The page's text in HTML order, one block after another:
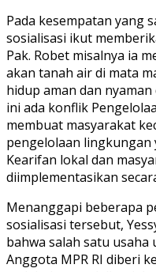
Pada kesempatan yang
sosialisasi ikut
Pak. Robet misalnya ia
akan tanah air di mata
hidup aman dan
ini ada konflik
membuat masyarakat
pengelolaan lingkungan
Kearifan lokal dan
diimplementasikan
Menanggapi beberapa
sosialisasi tersebut,
bahwa salah satu
Anggota MPR RI diberi